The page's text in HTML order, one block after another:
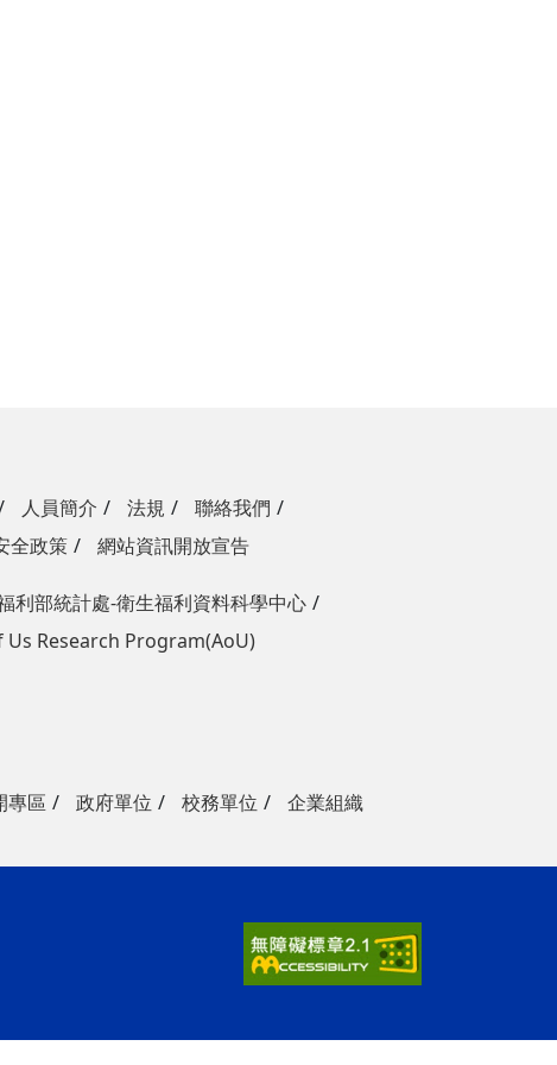
人員簡介 法規
聯絡我們
全政策
網站資訊開放宣告
利部統計處-衛生福利資料科學中心
Us Research Program(AoU)
專區 政府單位 校務單位 企業組織